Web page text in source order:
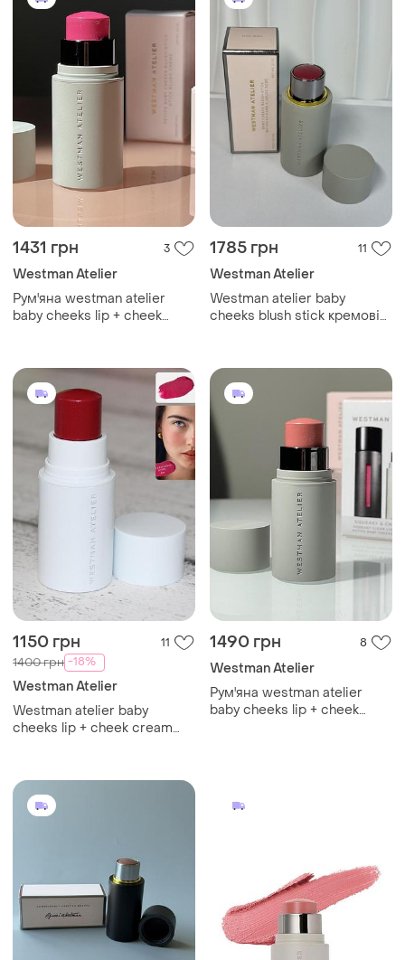
1431 грн 3
Westman Atelier
Рум'яна westman atelier
baby cheeks lip + cheek
1785 грн 11
Westman Atelier
Westman atelier baby
cheeks blush stick кремові
1150 грн 11
1400 грн -18%
Westman Atelier
Westman atelier baby
cheeks lip + cheek cream
1490 грн 8
Westman Atelier
Рум'яна westman atelier
baby cheeks lip + cheek